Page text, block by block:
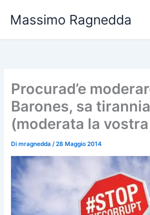
Massimo Ragnedda
Procurad’e
Barones, sa
(moderata la
Dimragnedda/28 Maggio 2014